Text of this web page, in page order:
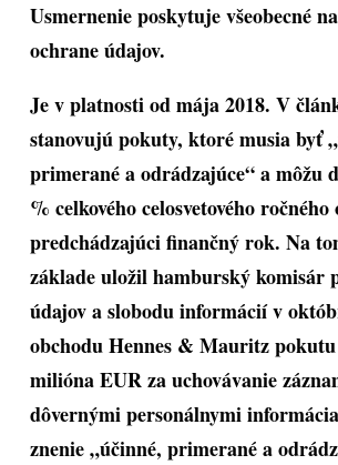
Usmernenie poskytuje všeobecné
ochrane údajov.
Je v platnosti od mája 2018. V
stanovujú pokuty, ktoré musia byť
primerané a odrádzajúce“ a môžu
% celkového celosvetového
predchádzajúci finančný rok. Na
základe uložil hamburský komisár
údajov a slobodu informácií v
obchodu Hennes & Mauritz pokutu
milióna EUR za uchovávanie
dôvernými personálnymi
znenie „účinné, primerané a